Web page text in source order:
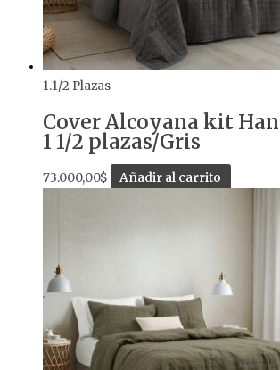
1.1/2 Plazas
Cover Alcoyana kit
1 1/2 plazas/Gris
73.000,00$ Añadir al carrito